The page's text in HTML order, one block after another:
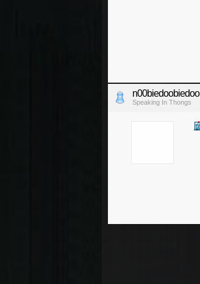
n00biedoobiedoo
Speaking In Thongs